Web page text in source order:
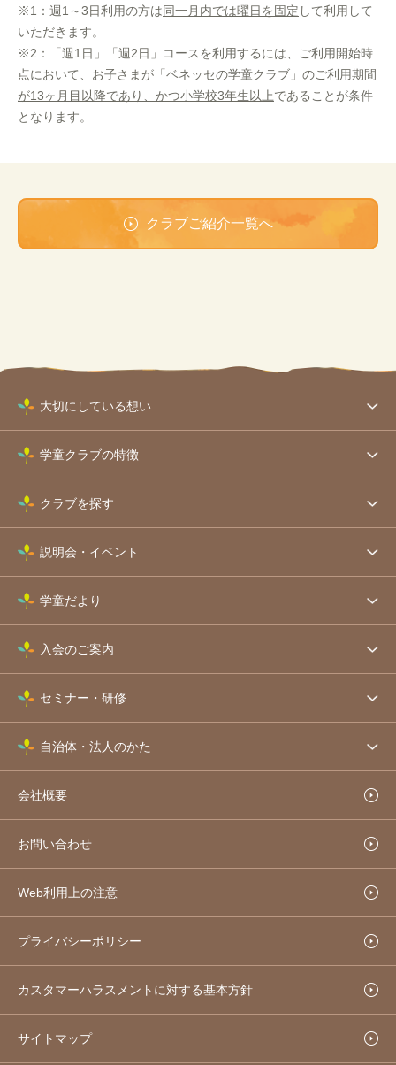
※1：週1～3日利用の方は同一月内では曜日を固定 して利用して
いただきます。
※2：「週1日」「週2日」コースを利用するには、ご利用開始時
点において、お子さまが「ベネッセの学童クラブ」のご利用期間
が13ヶ月目以降であり、かつ小学校3年生以上であることが条件
となります。
クラブご紹介一覧へ
大切にしている想い
学童クラブの特徴
クラブを探す
説明会・イベント
学童だより
入会のご案内
セミナー・研修
自治体・法人のかた
会社概要
お問い合わせ
Web利用上の注意
プライバシーポリシー
カスタマーハラスメントに対する基本方針
サイトマップ